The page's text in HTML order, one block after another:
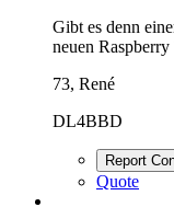
Gibt es denn
neuen Raspberry
73, René
DL4BBD
Report
Quote